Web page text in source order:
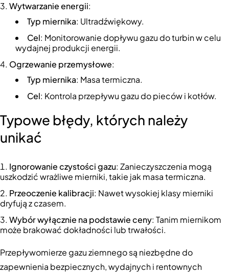
Wytwarzanie energii:
Typ miernika: Ultradźwiękowy.
Cel: Monitorowanie dopływu gazu do turbin w celu
wydajnej produkcji energii.
Ogrzewanie przemysłowe:
Typ miernika: Masa termiczna.
Cel: Kontrola przepływu gazu do pieców i kotłów.
Typowe błędy, których należy
unikać
Ignorowanie czystości gazu: Zanieczyszczenia mogą
uszkodzić wrażliwe mierniki, takie jak masa termiczna.
Przeoczenie kalibracji: Nawet wysokiej klasy mierniki
dryfują z czasem.
Wybór wyłącznie na podstawie ceny: Tanim miernikom
może brakować dokładności lub trwałości.
Przepływomierze gazu ziemnego są niezbędne do
zapewnienia bezpiecznych, wydajnych i rentownych